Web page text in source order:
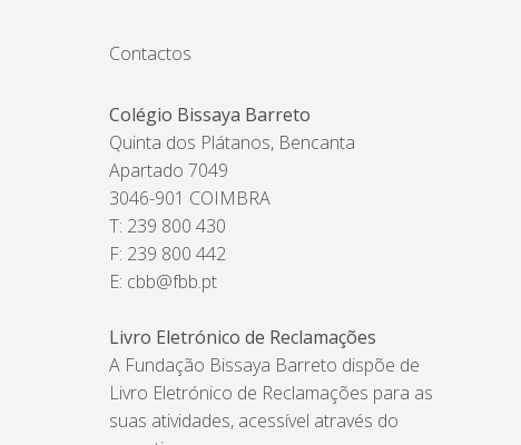
Contactos
Colégio Bissaya Barreto
Quinta dos Plátanos, Bencanta
Apartado 7049
3046-901 COIMBRA
T: 239 800 430
F: 239 800 442
E: cbb@fbb.pt
Livro Eletrónico de Reclamações
A Fundação Bissaya Barreto dispõe de
Livro Eletrónico de Reclamações para as
suas atividades, acessível através do